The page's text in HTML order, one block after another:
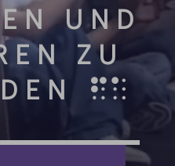
EN UND
EN ZU
DEN